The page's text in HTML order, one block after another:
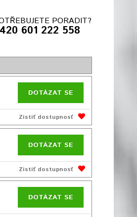
PORADIT?
601 222 558
DOTÁZAT SE
Zistiť dostupnosť
DOTÁZAT SE
Zistiť dostupnosť
DOTÁZAT SE